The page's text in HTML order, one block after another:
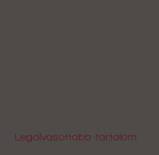
Legolvasottabb tartalom